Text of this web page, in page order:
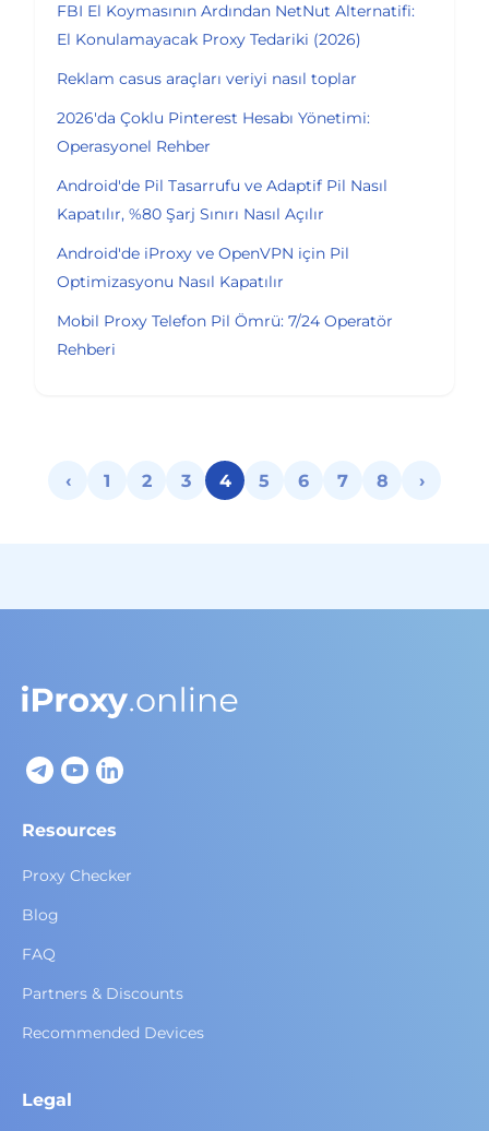
FBI El Koymasının Ardından NetNut Alternatifi:
El Konulamayacak Proxy Tedariki (2026)
Reklam casus araçları veriyi nasıl toplar
2026'da Çoklu Pinterest Hesabı Yönetimi:
Operasyonel Rehber
Android'de Pil Tasarrufu ve Adaptif Pil Nasıl
Kapatılır, %80 Şarj Sınırı Nasıl Açılır
Android'de iProxy ve OpenVPN için Pil
Optimizasyonu Nasıl Kapatılır
Mobil Proxy Telefon Pil Ömrü: 7/24 Operatör
Rehberi
‹ 1 2 3 4 5 6 7 8 ›
Resources
Proxy Checker
Blog
FAQ
Partners & Discounts
Recommended Devices
Legal